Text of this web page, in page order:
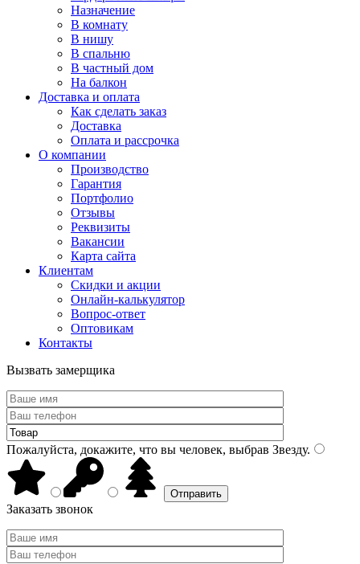
Назначение
В комнату
В нишу
В спальню
В частный дом
На балкон
Доставка и оплата
Как сделать заказ
Доставка
Оплата и рассрочка
О компании
Производство
Гарантия
Портфолио
Отзывы
Реквизиты
Вакансии
Карта сайта
Клиентам
Скидки и акции
Онлайн-калькулятор
Вопрос-ответ
Оптовикам
Контакты
Вызвать замерщика
Пожалуйста, докажите, что вы человек, выбрав Звезду.
Заказать звонок